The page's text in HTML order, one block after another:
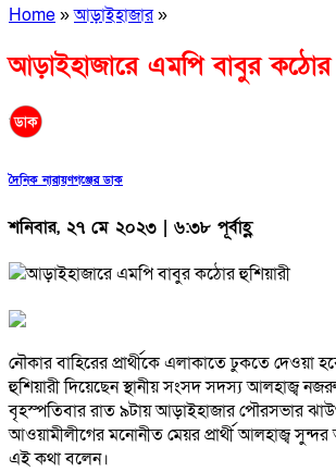
Home»আড়াইহাজার»
আড়াইহাজারে এমপি বাবুর কঠোর
দৈনিক নারায়ণগঞ্জের ডাক
শনিবার, ২৭ মে ২০২৩ | ৬:৩৮ পূর্বাহ্ণ
নৌকার বাহিরের প্রার্থীকে এলাকাতে ঢুকতে দেওয়া
হুশিয়ারী দিয়েছেন স্থানীয় সংসদ সদস্য আলহাজ্ব
বৃহস্পতিবার রাত ৯টায় আড়াইহাজার পৌরসভার
আওয়ামীলীগের মনোনীত মেয়র প্রার্থী আলহাজ্ব
এই কথা বলেন।